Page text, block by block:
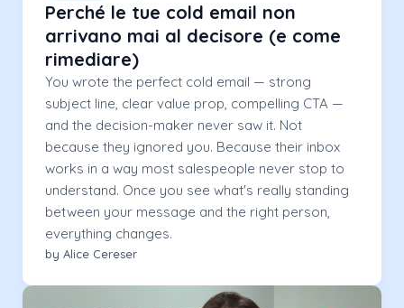
Perché le tue cold email non
arrivano mai al decisore (e come
rimediare)
You wrote the perfect cold email — strong
subject line, clear value prop, compelling CTA —
and the decision-maker never saw it. Not
because they ignored you. Because their inbox
works in a way most salespeople never stop to
understand. Once you see what's really standing
between your message and the right person,
everything changes.
by Alice Cereser